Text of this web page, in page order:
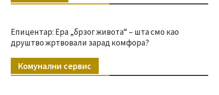
Епицентар: Ера „брзог живота“ – шта смо као
друштво жртвовали зарад комфора?
Комунални сервис